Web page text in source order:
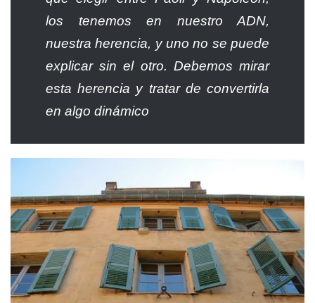
los tenemos en nuestro ADN,
nuestra herencia, y uno no se puede
explicar sin el otro. Debemos mirar
esta herencia y tratar de convertirla
en algo dinámico